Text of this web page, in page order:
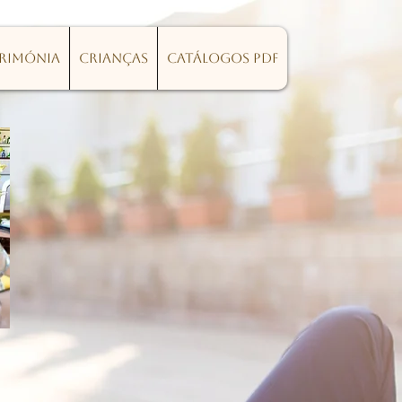
Crianças Catálogos PDF